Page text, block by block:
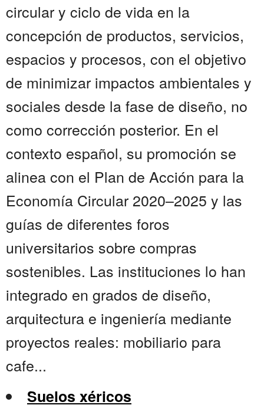
circular y ciclo de vida en la
concepción de productos, servicios,
espacios y procesos, con el objetivo
de minimizar impactos ambientales y
sociales desde la fase de diseño, no
como corrección posterior. En el
contexto español, su promoción se
alinea con el Plan de Acción para la
Economía Circular 2020–2025 y las
guías de diferentes foros
universitarios sobre compras
sostenibles. Las instituciones lo han
integrado en grados de diseño,
arquitectura e ingeniería mediante
proyectos reales: mobiliario para
cafe...
Suelos xéricos